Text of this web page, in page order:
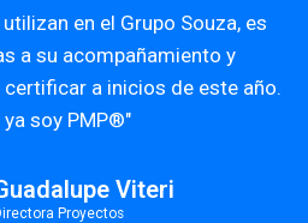
en el Grupo Souza, es
a su acompañamiento y
a inicios de este año.
ya soy PMP®"
Viteri
Proyectos